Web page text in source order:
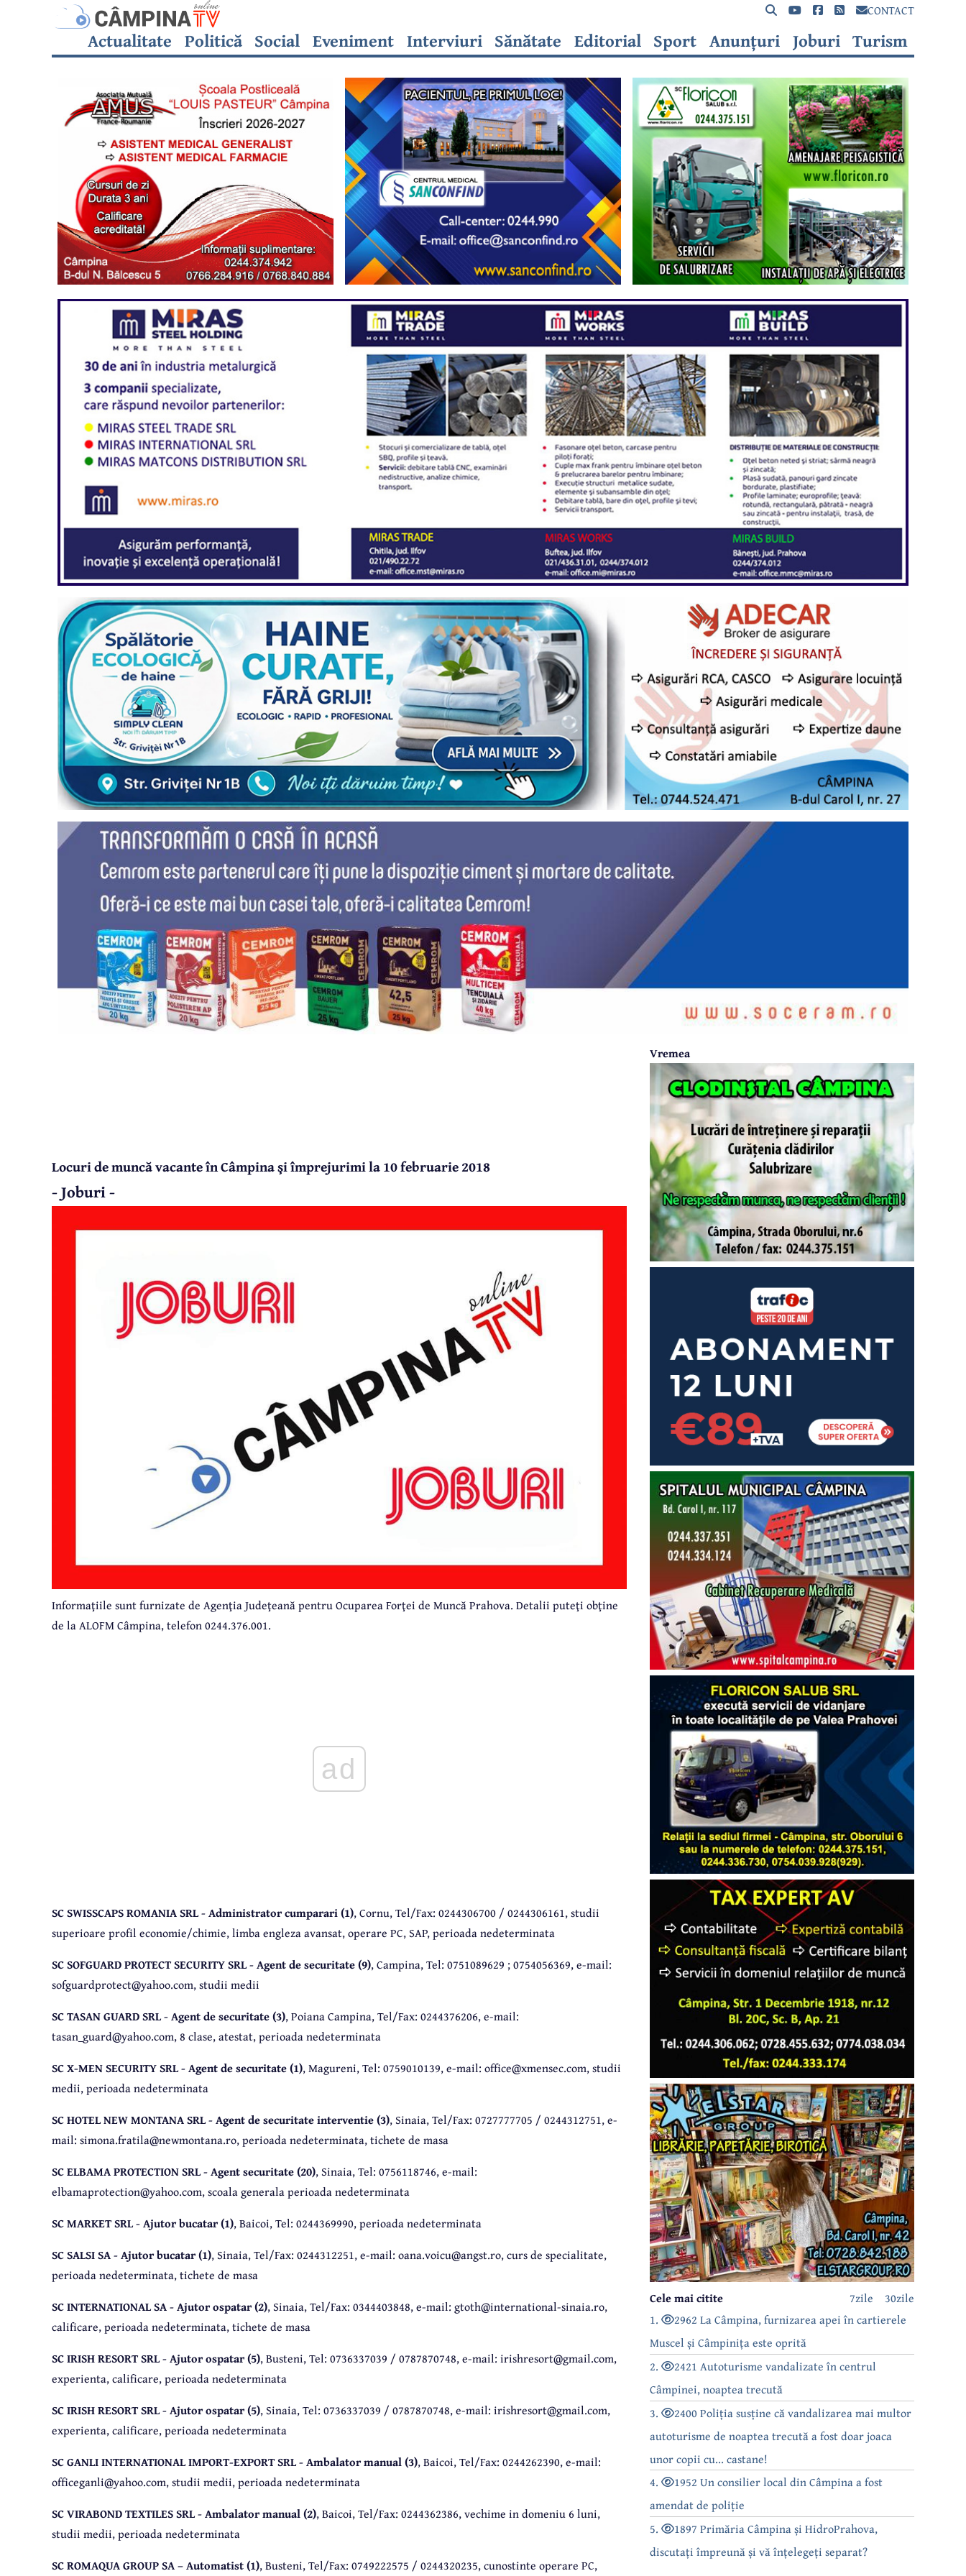
CONTACT
Actualitate Politică Social Eveniment Interviuri Sănătate Editorial Sport Anunțuri Joburi Turism
Locuri de muncă vacante în Câmpina şi împrejurimi la 10 februarie 2018
- Joburi -
Informaţiile sunt furnizate de Agenţia Judeţeană pentru Ocuparea Forţei de Muncă Prahova. Detalii puteţi obţine
de la ALOFM Câmpina, telefon 0244.376.001.
ad
SC SWISSCAPS ROMANIA SRL - Administrator cumparari (1), Cornu, Tel/Fax: 0244306700 / 0244306161, studii
superioare profil economie/chimie, limba engleza avansat, operare PC, SAP, perioada nedeterminata
SC SOFGUARD PROTECT SECURITY SRL - Agent de securitate (9), Campina, Tel: 0751089629 ; 0754056369, e-mail:
sofguardprotect@yahoo.com, studii medii
SC TASAN GUARD SRL - Agent de securitate (3), Poiana Campina, Tel/Fax: 0244376206, e-mail:
tasan_guard@yahoo.com, 8 clase, atestat, perioada nedeterminata
SC X-MEN SECURITY SRL - Agent de securitate (1), Magureni, Tel: 0759010139, e-mail: office@xmensec.com, studii
medii, perioada nedeterminata
SC HOTEL NEW MONTANA SRL - Agent de securitate interventie (3), Sinaia, Tel/Fax: 0727777705 / 0244312751, e-
mail: simona.fratila@newmontana.ro, perioada nedeterminata, tichete de masa
SC ELBAMA PROTECTION SRL - Agent securitate (20), Sinaia, Tel: 0756118746, e-mail:
elbamaprotection@yahoo.com, scoala generala perioada nedeterminata
SC MARKET SRL - Ajutor bucatar (1), Baicoi, Tel: 0244369990, perioada nedeterminata
SC SALSI SA - Ajutor bucatar (1), Sinaia, Tel/Fax: 0244312251, e-mail: oana.voicu@angst.ro, curs de specialitate,
perioada nedeterminata, tichete de masa
SC INTERNATIONAL SA - Ajutor ospatar (2), Sinaia, Tel/Fax: 0344403848, e-mail: gtoth@international-sinaia.ro,
calificare, perioada nedeterminata, tichete de masa
SC IRISH RESORT SRL - Ajutor ospatar (5), Busteni, Tel: 0736337039 / 0787870748, e-mail: irishresort@gmail.com,
experienta, calificare, perioada nedeterminata
SC IRISH RESORT SRL - Ajutor ospatar (5), Sinaia, Tel: 0736337039 / 0787870748, e-mail: irishresort@gmail.com,
experienta, calificare, perioada nedeterminata
SC GANLI INTERNATIONAL IMPORT-EXPORT SRL - Ambalator manual (3), Baicoi, Tel/Fax: 0244262390, e-mail:
officeganli@yahoo.com, studii medii, perioada nedeterminata
SC VIRABOND TEXTILES SRL - Ambalator manual (2), Baicoi, Tel/Fax: 0244362386, vechime in domeniu 6 luni,
studii medii, perioada nedeterminata
SC ROMAQUA GROUP SA – Automatist (1), Busteni, Tel/Fax: 0749222575 / 0244320235, cunostinte operare PC,
Vremea
30zile
7zile
Cele mai citite
1.
2962 La Câmpina, furnizarea apei în cartierele
Muscel și Câmpinița este oprită
2.
2421 Autoturisme vandalizate în centrul
Câmpinei, noaptea trecută
3.
2400 Poliția susține că vandalizarea mai multor
autoturisme de noaptea trecută a fost doar joaca
unor copii cu... castane!
4.
1952 Un consilier local din Câmpina a fost
amendat de poliție
5.
1897 Primăria Câmpina și HidroPrahova,
discutați împreună și vă înțelegeți separat?